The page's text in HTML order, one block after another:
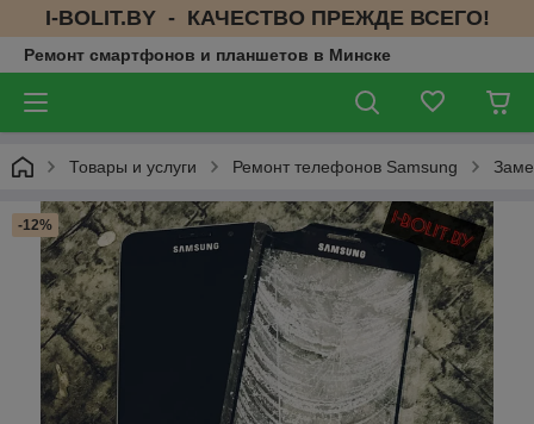
I-BOLIT.BY - КАЧЕСТВО ПРЕЖДЕ ВСЕГО!
Ремонт смартфонов и планшетов в Минске
Товары и услуги Ремонт телефонов Samsung
-12%